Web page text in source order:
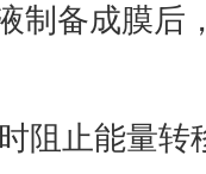
制备成膜后
阻止能量